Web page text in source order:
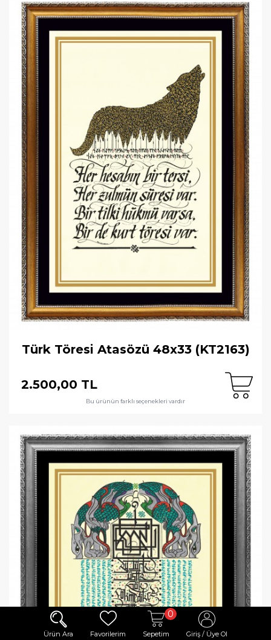
Ürün Ara Favorilerim
0
Sepetim Giriş / Üye Ol
Türk Töresi Atasözü 48x33 (KT2163)
2.500,00 TL
Bu ürünün farklı seçenekleri vardır